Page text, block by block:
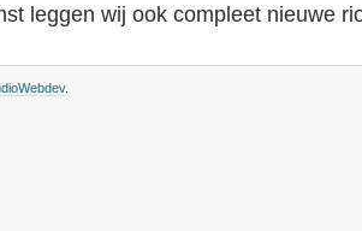
leggen wij ook compleet nieuwe
.